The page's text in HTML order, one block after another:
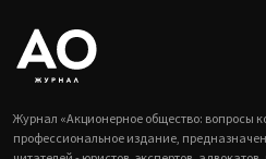
Журнал «Акционерное общество: вопросы
профессиональное издание,